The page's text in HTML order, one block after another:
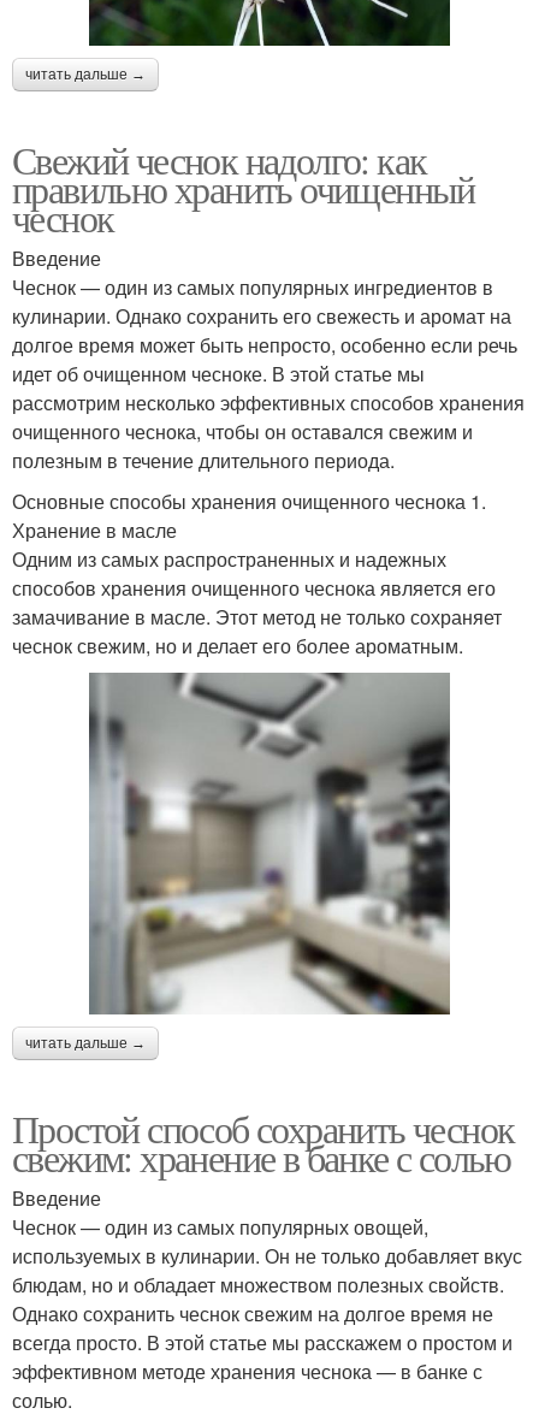
читать дальше →
Свежий чеснок надолго: как
правильно хранить очищенный
чеснок
Введение
Чеснок — один из самых популярных ингредиентов в
кулинарии. Однако сохранить его свежесть и аромат на
долгое время может быть непросто, особенно если речь
идет об очищенном чесноке. В этой статье мы
рассмотрим несколько эффективных способов хранения
очищенного чеснока, чтобы он оставался свежим и
полезным в течение длительного периода.
Основные способы хранения очищенного чеснока 1.
Хранение в масле
Одним из самых распространенных и надежных
способов хранения очищенного чеснока является его
замачивание в масле. Этот метод не только сохраняет
чеснок свежим, но и делает его более ароматным.
читать дальше →
Простой способ сохранить чеснок
свежим: хранение в банке с солью
Введение
Чеснок — один из самых популярных овощей,
используемых в кулинарии. Он не только добавляет вкус
блюдам, но и обладает множеством полезных свойств.
Однако сохранить чеснок свежим на долгое время не
всегда просто. В этой статье мы расскажем о простом и
эффективном методе хранения чеснока — в банке с
солью.